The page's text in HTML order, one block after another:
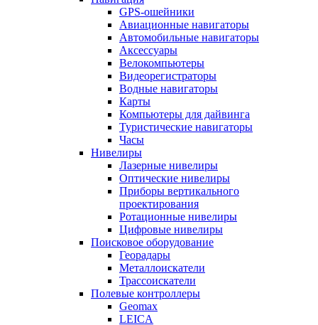
GPS-ошейники
Авиационные навигаторы
Автомобильные навигаторы
Аксессуары
Велокомпьютеры
Видеорегистраторы
Водные навигаторы
Карты
Компьютеры для дайвинга
Туристические навигаторы
Часы
Нивелиры
Лазерные нивелиры
Оптические нивелиры
Приборы вертикального
проектирования
Ротационные нивелиры
Цифровые нивелиры
Поисковое оборудование
Георадары
Металлоискатели
Трассоискатели
Полевые контроллеры
Geomax
LEICA